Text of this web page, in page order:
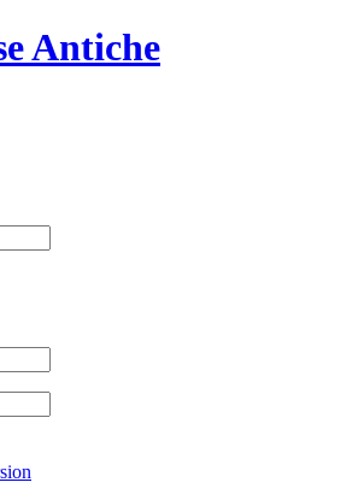
Antiche